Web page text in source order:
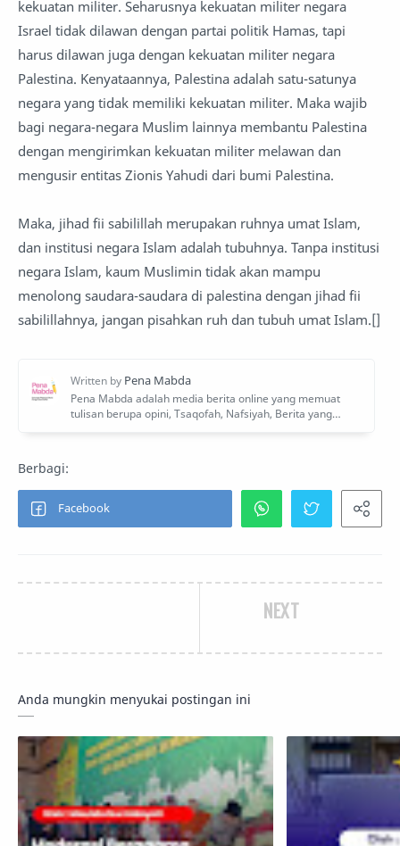
kekuatan militer. Seharusnya kekuatan militer negara
Israel tidak dilawan dengan partai politik Hamas, tapi
harus dilawan juga dengan kekuatan militer negara
Palestina. Kenyataannya, Palestina adalah satu-satunya
negara yang tidak memiliki kekuatan militer. Maka wajib
bagi negara-negara Muslim lainnya membantu Palestina
dengan mengirimkan kekuatan militer melawan dan
mengusir entitas Zionis Yahudi dari bumi Palestina.
Maka, jihad fii sabilillah merupakan ruhnya umat Islam,
dan institusi negara Islam adalah tubuhnya. Tanpa institusi
negara Islam, kaum Muslimin tidak akan mampu
menolong saudara-saudara di palestina dengan jihad fii
sabilillahnya, jangan pisahkan ruh dan tubuh umat Islam.[]
NEXT
Anda mungkin menyukai postingan ini